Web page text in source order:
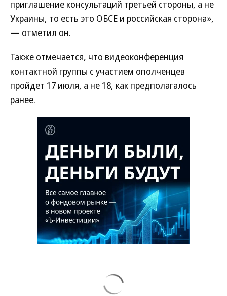
приглашение консультаций третьей стороны, а не
Украины, то есть это ОБСЕ и российская сторона»,
— отметил он.
Также отмечается, что видеоконференция
контактной группы с участием ополченцев
пройдет 17 июля, а не 18, как предполагалось
ранее.